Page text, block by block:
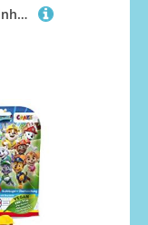
Simba 105953271 - Glibbi Einhorn Glitzerbad, Badewannenspielzeug, Unicorn, Schleim, Badezusatz, Pulver verwandelt Wasser in lila Glitzerschleim, ab 3 Jahren, 3.8 x 3.8 x 11.8 cm (Packung mit 3)